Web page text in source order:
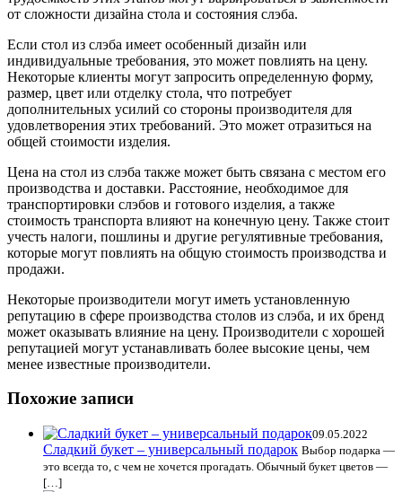
от сложности дизайна стола и состояния слэба.
Если стол из слэба имеет особенный дизайн или
индивидуальные требования, это может повлиять на цену.
Некоторые клиенты могут запросить определенную форму,
размер, цвет или отделку стола, что потребует
дополнительных усилий со стороны производителя для
удовлетворения этих требований. Это может отразиться на
общей стоимости изделия.
Цена на стол из слэба также может быть связана с местом его
производства и доставки. Расстояние, необходимое для
транспортировки слэбов и готового изделия, а также
стоимость транспорта влияют на конечную цену. Также стоит
учесть налоги, пошлины и другие регулятивные требования,
которые могут повлиять на общую стоимость производства и
продажи.
Некоторые производители могут иметь установленную
репутацию в сфере производства столов из слэба, и их бренд
может оказывать влияние на цену. Производители с хорошей
репутацией могут устанавливать более высокие цены, чем
менее известные производители.
Похожие записи
09.05.2022
Сладкий букет – универсальный подарок Выбор подарка —
это всегда то, с чем не хочется прогадать. Обычный букет цветов —
[…]